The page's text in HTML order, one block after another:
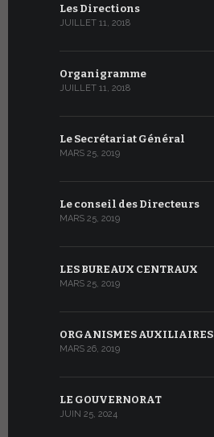
Les Directions
JUILLET 11, 2018
Organigramme
JUILLET 11, 2018
Le Secrétariat Général
MARS 25, 2019
Le conseil des Directeurs
MARS 25, 2019
LES BUREAUX CENTRAUX
MARS 25, 2019
ORGANISMES AUXILIAIRES
MARS 26, 2019
LE GOUVERNORAT
JUIN 25, 2024